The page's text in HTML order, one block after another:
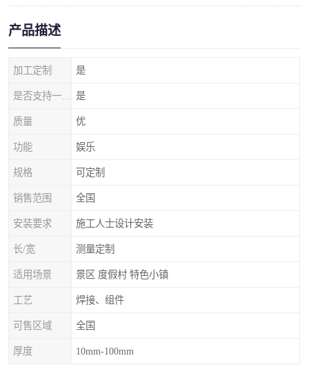
产品描述
加工定制 是
是
质量 优
功能 娱乐
规格 可定制
销售范围 全国
安装要求 施工人士设计安装
长/宽 测量定制
适用场景 景区 度假村 特色小镇
工艺 焊接、组件
可售区域 全国
厚度 10mm-100mm